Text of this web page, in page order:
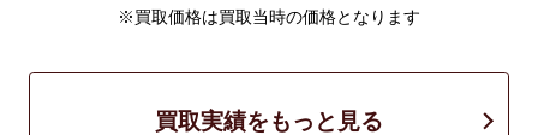
※買取価格は買取当時の価格となります
買取実績をもっと見る